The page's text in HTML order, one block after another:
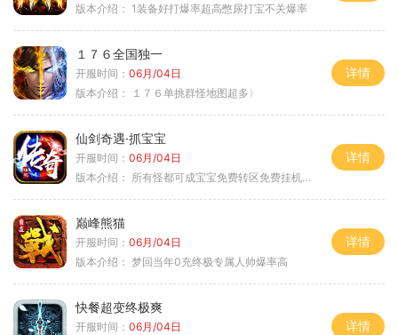
版本介绍： 1装备好打爆率超高憋尿打宝不关爆率
１７６全国独一
开服时间： 06月/04日
版本介绍：
１７６单挑群怪地图超多〉
详情
仙剑奇遇·抓宝宝
开服时间： 06月/04日
版本介绍： 所有怪都可成宝宝免费转区免费挂机活动
详情
巅峰熊猫
开服时间： 06月/04日
版本介绍： 梦回当年0充终极专属人帅爆率高
详情
快餐超变终极爽
开服时间： 06月/04日
详情